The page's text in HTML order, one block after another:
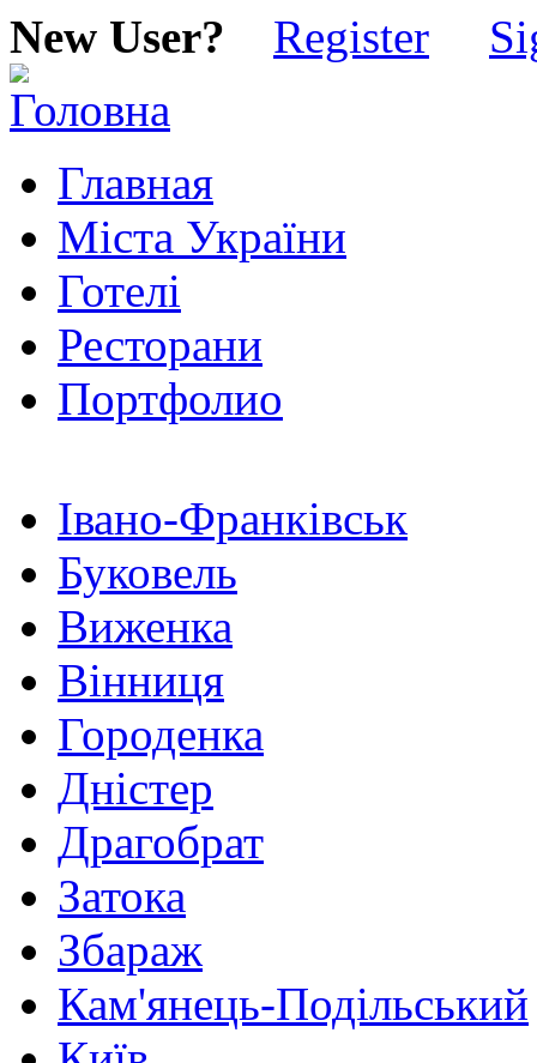
New User? Register
Главная
Міста України
Готелі
Ресторани
Портфолио
Івано-Франківськ
Буковель
Виженка
Вінниця
Городенка
Дністер
Драгобрат
Затока
Збараж
Кам'янець-Подільський